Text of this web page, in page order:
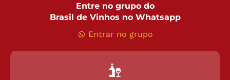
Entre no grupo do
Brasil de Vinhos no Whatsapp
Entrar no grupo